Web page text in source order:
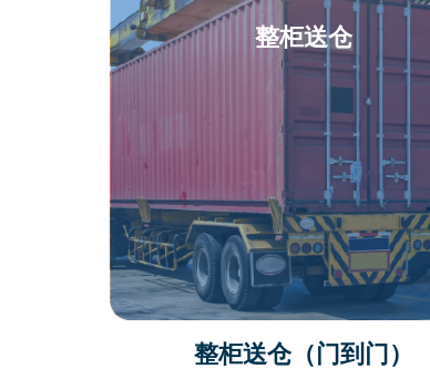
整柜送仓
整柜送仓（门到门）